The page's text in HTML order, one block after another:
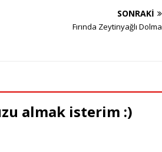
SONRAKI
Fırında Zeytinyağlı Dolma
almak isterim :)